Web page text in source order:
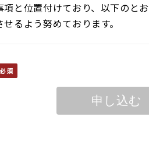
と位置付けており、以下のと
るよう努めております。
般に公表するとともに、当社の